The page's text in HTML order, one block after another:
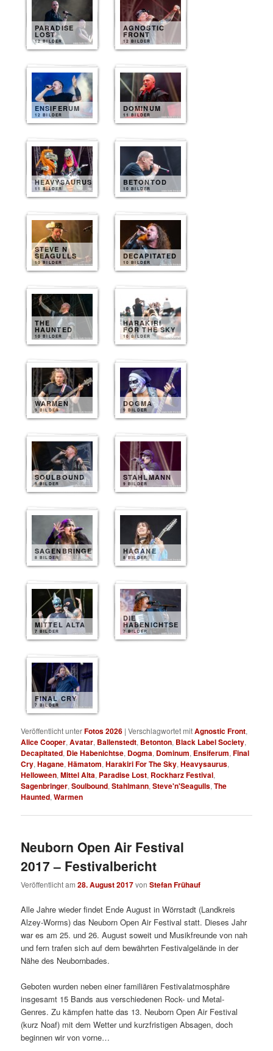
PARADISE
LOST
12 BILDER
AGNOSTIC
FRONT
12 BILDER
ENSIFERUM
12 BILDER
DOMINUM
11 BILDER
HEAVYSAURUS
11 BILDER
BETONTOD
10 BILDER
STEVE N
SEAGULLS
10 BILDER
DECAPITATED
10 BILDER
THE
HAUNTED
10 BILDER
HARAKIRI
FOR THE SKY
10 BILDER
WARMEN
9 BILDER
DOGMA
9 BILDER
SOULBOUND
9 BILDER
STAHLMANN
9 BILDER
SAGENBRINGER
8 BILDER
HAGANE
8 BILDER
MITTEL ALTA
7 BILDER
DIE
HABENICHTSE
7 BILDER
FINAL CRY
7 BILDER
Veröffentlicht unterFotos 2026 |Verschlagwortet mitAgnostic Front,
Alice Cooper,Avatar, Ballenstedt, Betonton, Black Label Society,
Decapitated, Die Habenichtse, Dogma, Dominum, Ensiferum,Final
Cry,Hagane,Hämatom,Harakiri For The Sky,Heavysaurus,
Helloween,Mittel Alta, Paradise Lost, Rockharz Festival,
Sagenbringer,Soulbound,Stahlmann,Steve'n'Seagulls,The
Haunted,Warmen
Neuborn Open Air Festival
2017 – Festivalbericht
Veröffentlicht am28. August 2017vonStefan Frühauf
Alle Jahre wieder findet Ende August in Wörrstadt (Landkreis
Alzey-Worms) das Neuborn Open Air Festival statt. Dieses Jahr
war es am 25. und 26. August soweit und Musikfreunde von nah
und fern trafen sich auf dem bewährten Festivalgelände in der
Nähe des Neubornbades.
Geboten wurden neben einer familiären Festivalatmosphäre
insgesamt 15 Bands aus verschiedenen Rock- und Metal-
Genres. Zu kämpfen hatte das 13. Neuborn Open Air Festival
(kurz Noaf) mit dem Wetter und kurzfristigen Absagen, doch
beginnen wir von vorne…